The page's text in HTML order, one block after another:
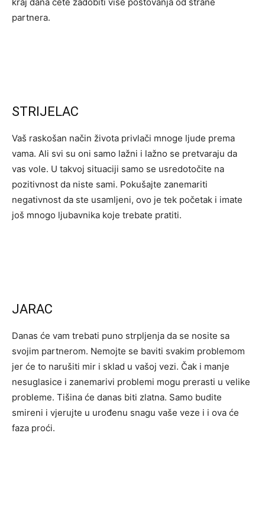
partnera.
STRIJELAC
Vaš raskošan način života privlači mnoge ljude prema
vama. Ali svi su oni samo lažni i lažno se pretvaraju da
vas vole. U takvoj situaciji samo se usredotočite na
pozitivnost da niste sami. Pokušajte zanemariti
negativnost da ste usamljeni, ovo je tek početak i imate
još mnogo ljubavnika koje trebate pratiti.
JARAC
Danas će vam trebati puno strpljenja da se nosite sa
svojim partnerom. Nemojte se baviti svakim problemom
jer će to narušiti mir i sklad u vašoj vezi. Čak i manje
nesuglasice i zanemarivi problemi mogu prerasti u velike
probleme. Tišina će danas biti zlatna. Samo budite
smireni i vjerujte u urođenu snagu vaše veze i i ova će
faza proći.